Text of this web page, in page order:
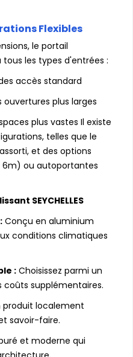
Flexibles
le portail
tous les types d'entrées :
accès standard
ouvertures plus larges
plus vastes Il existe
telles que le
et des options
6m) ou autoportantes
SEYCHELLES
Conçu en aluminium
conditions climatiques
: Choisissez parmi un
coûts supplémentaires.
produit localement
savoir-faire.
et moderne qui